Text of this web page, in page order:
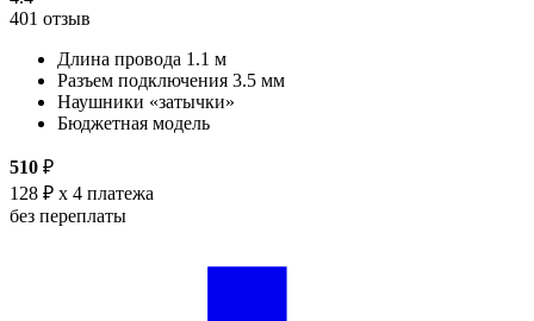
401 отзыв
Длина провода 1.1 м
Разъем подключения 3.5 мм
Наушники «затычки»
Бюджетная модель
510 ₽
128 ₽ x 4 платежа
без переплаты